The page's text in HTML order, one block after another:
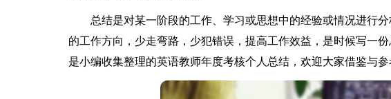
总结是对某一阶段的工作、学习或思想中的经验或情况进行分
的工作方向，少走弯路，少犯错误，提高工作效益，是时候写一
是小编收集整理的英语教师年度考核个人总结，欢迎大家借鉴与参